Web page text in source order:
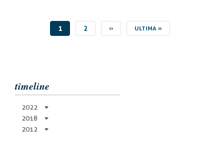
PAGINA
1 PAGINA
2
PAGINA
››
ULTIMA
ULTIMA »
timeline
2022
2018
2012